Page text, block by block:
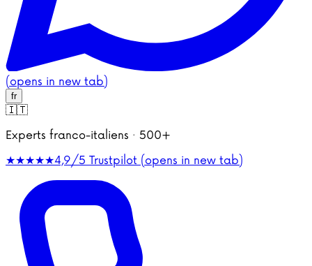
(opens in new tab)
fr
🇮🇹
Experts franco-italiens · 500+
★★★★★4,9/5 Trustpilot (opens in new tab)